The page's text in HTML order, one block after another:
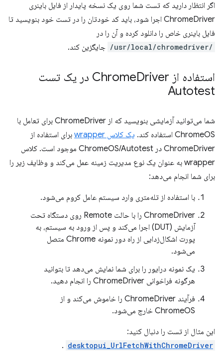
اگر انتظار دارید که تست شما روی یک نسخه پایدار از فایل باینری
ChromeDriver اجرا شود، باید کد خودتان را در تست خود بنویسید تا
فایل باینری خاص را دانلود کرده و آن را در
/usr/local/chromedriver/ جایگزین کند.
استفاده از Chrome
Driver در یک تست
Autotest
شما می‌توانید آزمایشی بنویسید که از ChromeDriver برای تعامل با
ChromeOS استفاده کند.
یک کلاس wrapper
برای استفاده از
ChromeDriver در ChromeOS/Autotest موجود است. کلاس
wrapper به عنوان یک نوع مدیریت زمینه عمل می‌کند و وظایف زیر را
برای شما انجام می‌دهد:
با استفاده از تله‌متری وارد سیستم عامل کروم می‌شود.
ChromeDriver را با حالت Remote روی دستگاه تحت
آزمایش (DUT) اجرا می‌کند و پس از ورود به سیستم، به
پورت اشکال‌زدایی از راه دور نمونه Chrome متصل
می‌شود.
یک نمونه درایور را برای شما نمایش می‌دهد تا بتوانید
هرگونه فراخوانی ChromeDriver را انجام دهید.
فرآیند ChromeDriver را خاموش می‌کند و از
ChromeOS خارج می‌شود.
این مثال از تست را دنبال کنید:
desktopui_UrlFetchWithChromeDriver
.